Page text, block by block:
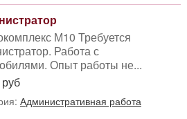
М10 Требуется
Работа с
Опыт работы не...
Административная работа